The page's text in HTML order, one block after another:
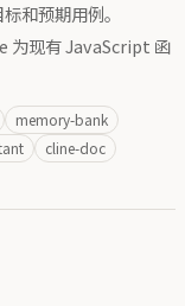
和预期用例。
为现有 JavaScript 函
memory-bank
cline-doc